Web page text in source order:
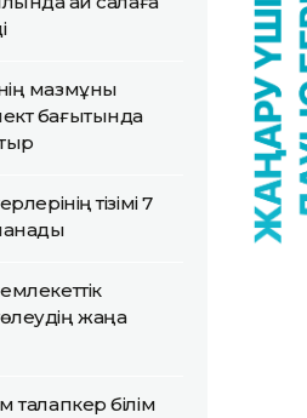
мазмұны
бағытында
тізімі 7
жаңа
талапкер білім